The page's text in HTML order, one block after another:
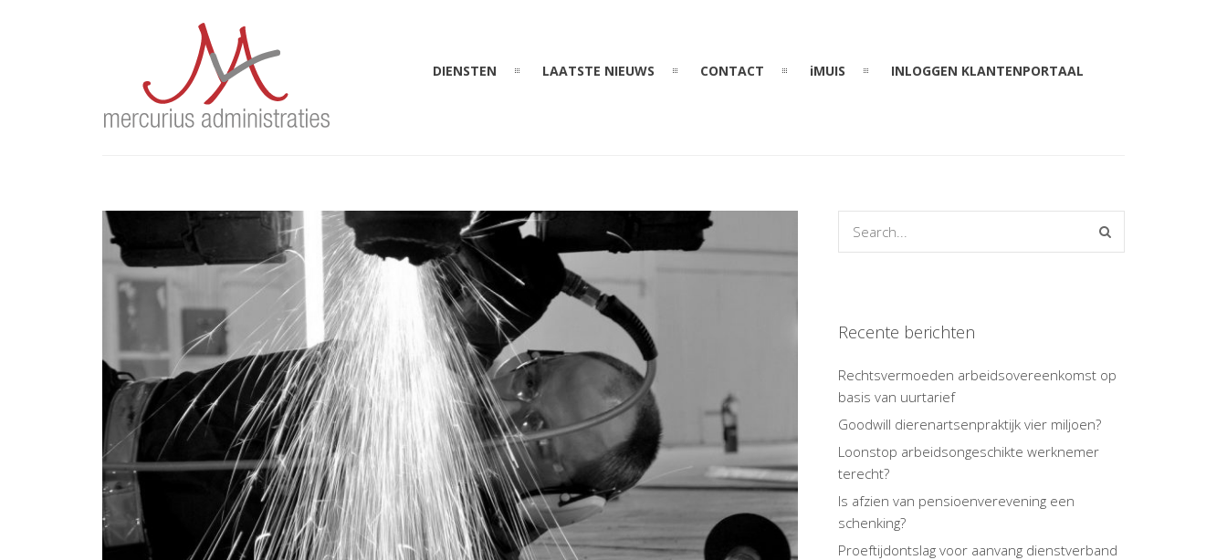
DIENSTEN LAATSTE NIEUWS CONTACT iMUIS INLOGGEN KLANTENPORTAAL
Recente berichten
Rechtsvermoeden arbeidsovereenkomst op
basis van uurtarief
Goodwill dierenartsenpraktijk vier miljoen?
Loonstop arbeidsongeschikte werknemer
terecht?
Is afzien van pensioenverevening een
schenking?
Proeftijdontslag voor aanvang dienstverband